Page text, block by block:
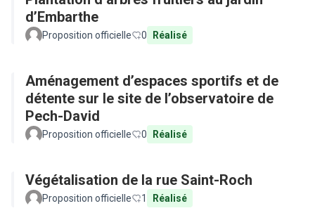
d’Embarthe
Proposition officielle 0 Réalisé
Aménagement d’espaces sportifs et de
détente sur le site de l’observatoire de
Pech-David
Proposition officielle 0 Réalisé
Végétalisation de la rue Saint-Roch
Proposition officielle 1 Réalisé